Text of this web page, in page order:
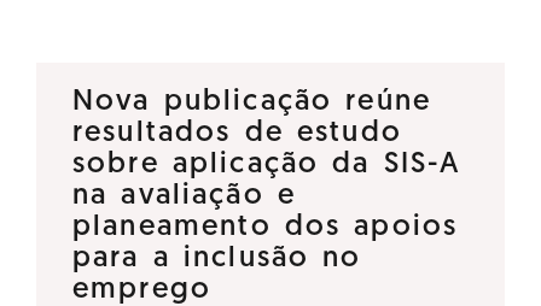
Nova publicação reúne
resultados de estudo
sobre aplicação da SIS-A
na avaliação e
planeamento dos apoios
para a inclusão no
emprego